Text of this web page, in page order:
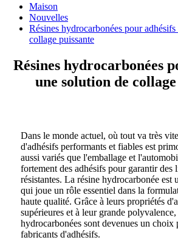
Maison
Nouvelles
Résines hydrocarbonées pour
collage puissante
Résines hydrocarbonées
une solution de
Dans le monde actuel, où tout va très
d'adhésifs performants et fiables est
aussi variés que l'emballage et
fortement des adhésifs pour garantir des
résistantes. La résine hydrocarbonée est
qui joue un rôle essentiel dans la
haute qualité. Grâce à leurs propriétés
supérieures et à leur grande polyvalence,
hydrocarbonées sont devenues un choix
fabricants d'adhésifs.